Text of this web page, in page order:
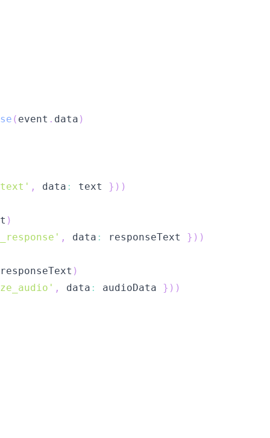
( event . data )
, data : text } ) )
)
, data : responseText } ) )
responseText )
, data : audioData } ) )